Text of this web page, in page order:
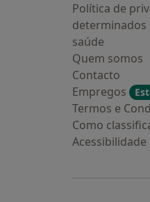
Política de
determinados
saúde
Quem somos
Contacto
Empregos
Termos e
Como
Acessibilidade